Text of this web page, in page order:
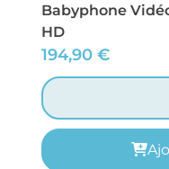
Babyphone
HD
194,90 €